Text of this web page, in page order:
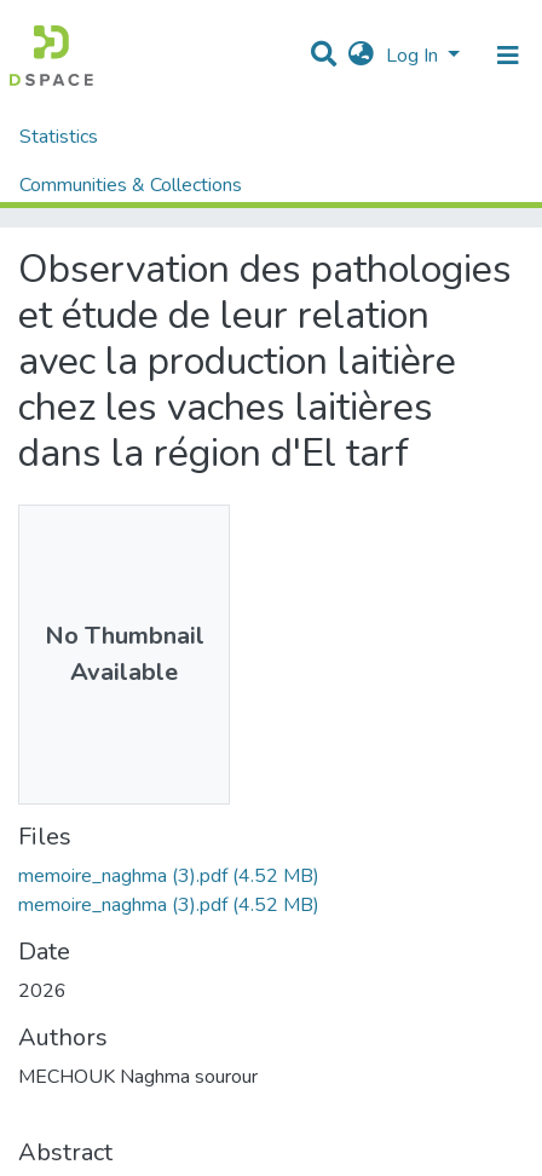
Log In
Statistics
Communities & Collections
Home
Observation des pathologies et étude de leur relation avec la production laitière chez les vaches laitières dans la région d'El tarf
Observation des pathologies
et étude de leur relation
avec la production laitière
chez les vaches laitières
dans la région d'El tarf
No Thumbnail
Available
Files
memoire_naghma (3).pdf (4.52 MB)
memoire_naghma (3).pdf (4.52 MB)
Date
2026
Authors
MECHOUK Naghma sourour
Abstract